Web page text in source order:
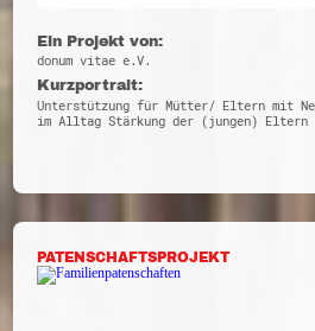
Ein Projekt von:
donum vitae e.V.
Kurzportrait:
Unterstützung für Mütter/ Eltern mit
im Alltag Stärkung der (jungen) Eltern
PATENSCHAFTSPROJEKT